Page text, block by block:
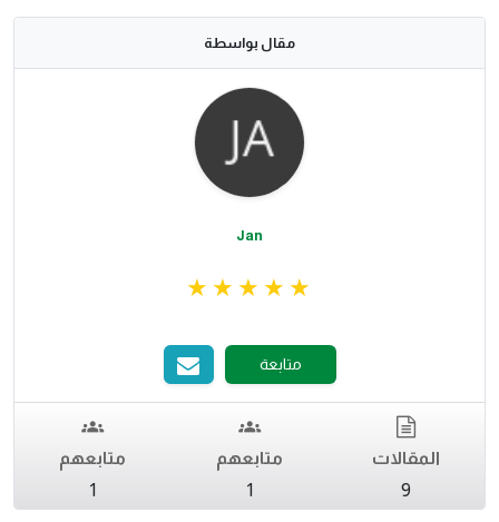
مقال بواسطة
Jan
متابعة
المقالات
9
متابعهم
1
متابعهم
1